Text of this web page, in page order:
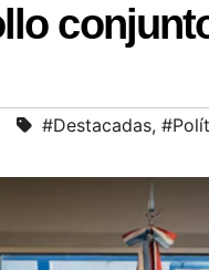
#Destacadas,